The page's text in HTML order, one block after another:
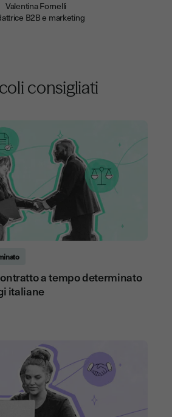
Valentina Fornelli
B2B e marketing
consigliati
a tempo determinato
italiane